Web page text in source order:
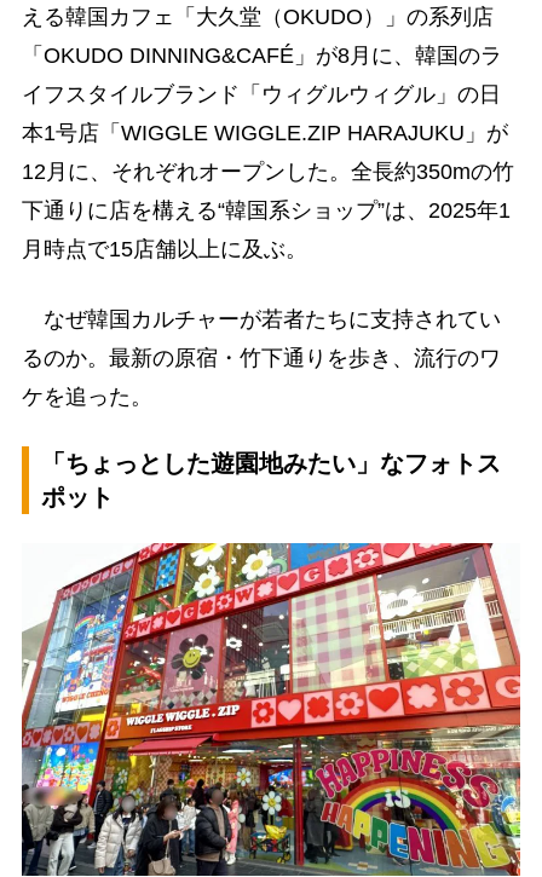
える韓国カフェ「大久堂（OKUDO）」の系列店
「OKUDO DINNING&CAFÉ」が8月に、韓国のラ
イフスタイルブランド「ウィグルウィグル」の日
本1号店「WIGGLE WIGGLE.ZIP HARAJUKU」が
12月に、それぞれオープンした。全長約350mの竹
下通りに店を構える“韓国系ショップ”は、2025年1
月時点で15店舗以上に及ぶ。
なぜ韓国カルチャーが若者たちに支持されてい
るのか。最新の原宿・竹下通りを歩き、流行のワ
ケを追った。
「ちょっとした遊園地みたい」なフォトス
ポット